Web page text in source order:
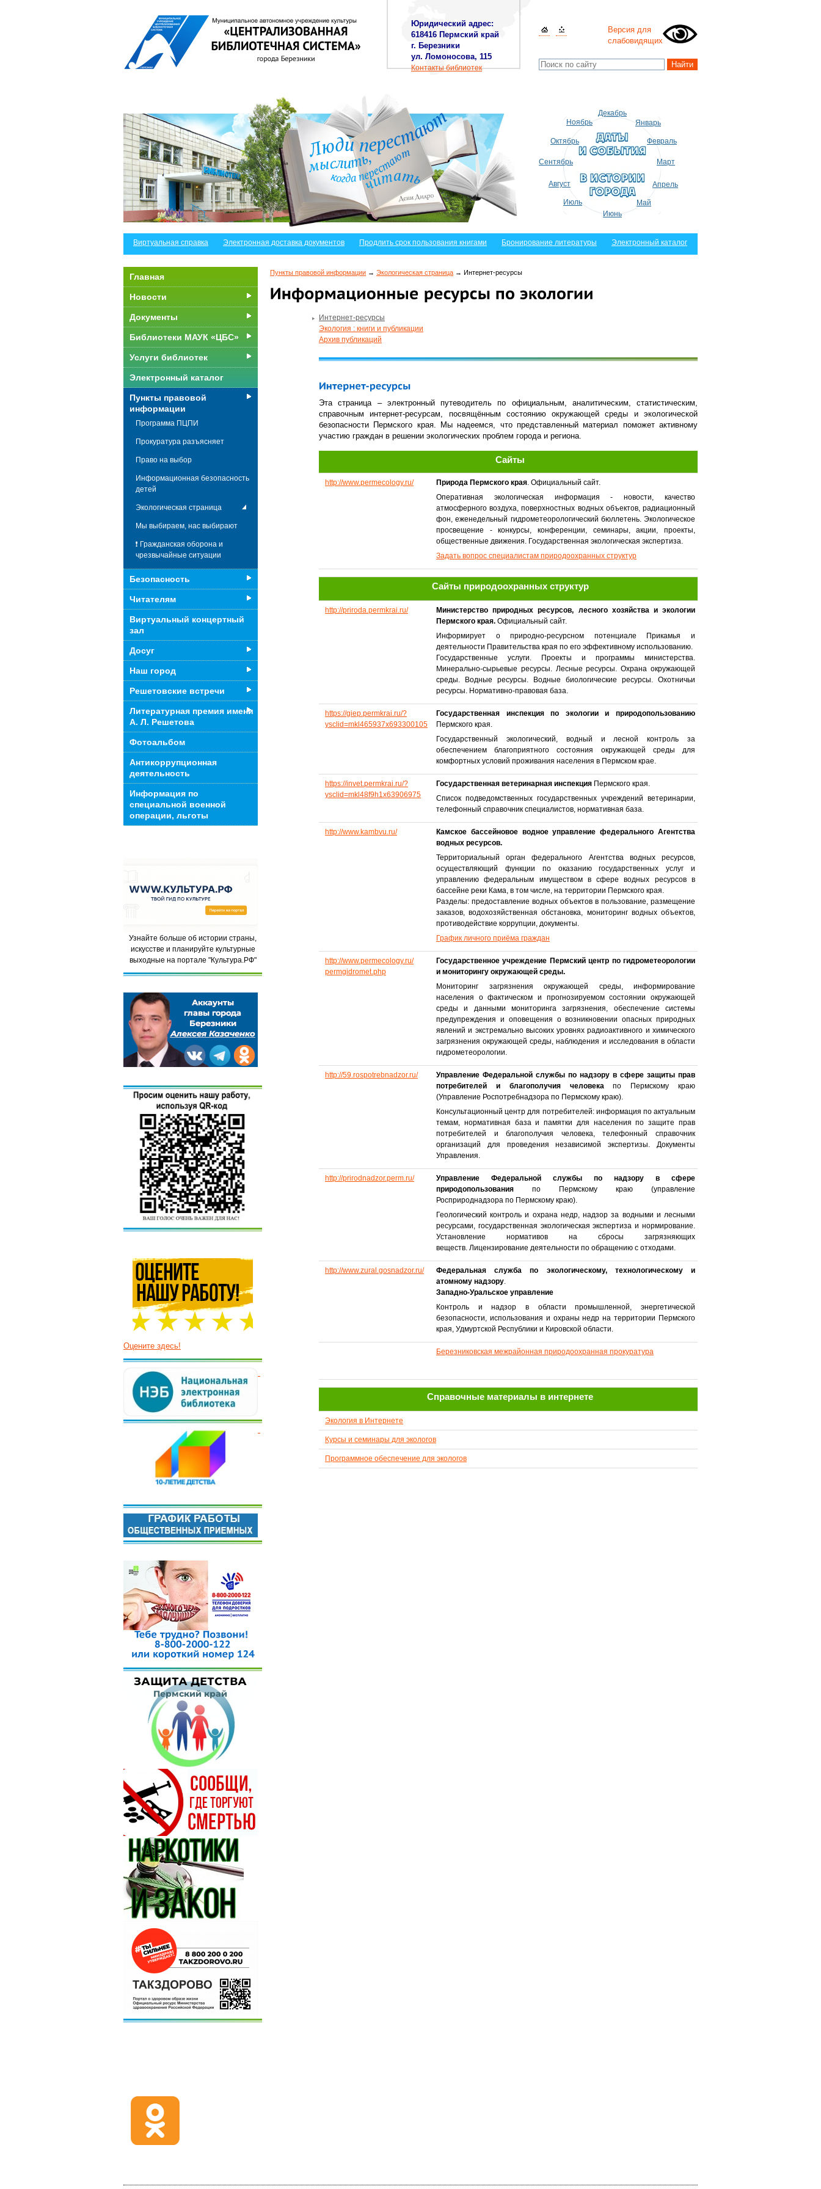
Юридический адрес:
618416 Пермский край
г. Березники
ул. Ломоносова, 115
Контакты библиотек
Версия для
слабовидящих
Январь
Февраль
Март
Апрель
Май
Июнь
Июль
Август
Сентябрь
Октябрь
Ноябрь
Декабрь
Виртуальная справка Электронная доставка документов Продлить срок пользования книгами Бронирование литературы Электронный каталог
Пункты правовой информации → Экологическая страница → Интернет-ресурсы
Интернет-ресурсы
Экология : книги и публикации
Архив публикаций
Эта страница – электронный путеводитель по официальным, аналитическим, статистическим,
справочным интернет-ресурсам, посвящённым состоянию окружающей среды и экологической
безопасности Пермского края. Мы надеемся, что представленный материал поможет активному
участию граждан в решении экологических проблем города и региона.
Сайты
http://www.permecology.ru/ Природа Пермского края. Официальный сайт.
Оперативная экологическая информация - новости, качество
атмосферного воздуха, поверхностных водных объектов, радиационный
фон, еженедельный гидрометеорологический бюллетень. Экологическое
просвещение - конкурсы, конференции, семинары, акции, проекты,
общественные движения. Государственная экологическая экспертиза.
Задать вопрос специалистам природоохранных структур
Сайты природоохранных структур
http://priroda.permkrai.ru/
Министерство природных ресурсов, лесного хозяйства и экологии
Пермского края. Официальный сайт.
Информирует о природно-ресурсном потенциале Прикамья и
деятельности Правительства края по его эффективному использованию.
Государственные услуги. Проекты и программы министерства.
Минерально-сырьевые ресурсы. Лесные ресурсы. Охрана окружающей
среды. Водные ресурсы. Водные биологические ресурсы. Охотничьи
ресурсы. Нормативно-правовая база.
https://giep.permkrai.ru/?
ysclid=mkl465937x693300105
Государственная инспекция по экологии и природопользованию
Пермского края.
Государственный экологический, водный и лесной контроль за
обеспечением благоприятного состояния окружающей среды для
комфортных условий проживания населения в Пермском крае.
https://invet.permkrai.ru/?
ysclid=mkl48f9h1x63906975
Государственная ветеринарная инспекция Пермского края.
Список подведомственных государственных учреждений ветеринарии,
телефонный справочник специалистов, нормативная база.
http://www.kambvu.ru/
Камское бассейновое водное управление федерального Агентства
водных ресурсов.
Территориальный орган федерального Агентства водных ресурсов,
осуществляющий функции по оказанию государственных услуг и
управлению федеральным имуществом в сфере водных ресурсов в
бассейне реки Кама, в том числе, на территории Пермского края.
Разделы: предоставление водных объектов в пользование, размещение
заказов, водохозяйственная обстановка, мониторинг водных объектов,
противодействие коррупции, документы.
График личного приёма граждан
http://www.permecology.ru/
permgidromet.php
Государственное учреждение Пермский центр по гидрометеорологии
и мониторингу окружающей среды.
Мониторинг загрязнения окружающей среды, информирование
населения о фактическом и прогнозируемом состоянии окружающей
среды и данными мониторинга загрязнения, обеспечение системы
предупреждения и оповещения о возникновении опасных природных
явлений и экстремально высоких уровнях радиоактивного и химического
загрязнения окружающей среды, наблюдения и исследования в области
гидрометеорологии.
http://59.rospotrebnadzor.ru/
Управление Федеральной службы по надзору в сфере защиты прав
потребителей и благополучия человекапо Пермскому краю
(Управление Роспотребнадзора по Пермскому краю).
Консультационный центр для потребителей: информация по актуальным
темам, нормативная база и памятки для населения по защите прав
потребителей и благополучия человека, телефонный справочник
организаций для проведения независимой экспертизы. Документы
Управления.
http://prirodnadzor.perm.ru/
Управление Федеральной службы по надзору в сфере
природопользования по Пермскому краю (управление
Росприроднадзора по Пермскому краю).
Геологический контроль и охрана недр, надзор за водными и лесными
ресурсами, государственная экологическая экспертиза и нормирование.
Установление нормативов на сбросы загрязняющих
веществ. Лицензирование деятельности по обращению с отходами.
http://www.zural.gosnadzor.ru/
Федеральная служба по экологическому, технологическому и
атомному надзору.
Западно-Уральское управление
Контроль и надзор в области промышленной, энергетической
безопасности, использования и охраны недр на территории Пермского
края, Удмуртской Республики и Кировской области.
Березниковская межрайонная природоохранная прокуратура
Справочные материалы в интернете
Экология в Интернете
Курсы и семинары для экологов
Программное обеспечение для экологов
Главная
Новости
Документы
Библиотеки МАУК «ЦБС»
Услуги библиотек
Электронный каталог
Пункты правовой
информации
Программа ПЦПИ
Прокуратура разъясняет
Право на выбор
Информационная безопасность
детей
Экологическая страница
Мы выбираем, нас выбирают
❗ Гражданская оборона и
чрезвычайные ситуации
Безопасность
Читателям
Виртуальный концертный
зал
Досуг
Наш город
Решетовские встречи
Литературная премия имени
А. Л. Решетова
Фотоальбом
Антикоррупционная
деятельность
Информация по
специальной военной
операции, льготы
Узнайте больше об истории страны,
искусстве и планируйте культурные
выходные на портале "Культура.РФ"
Оцените здесь!